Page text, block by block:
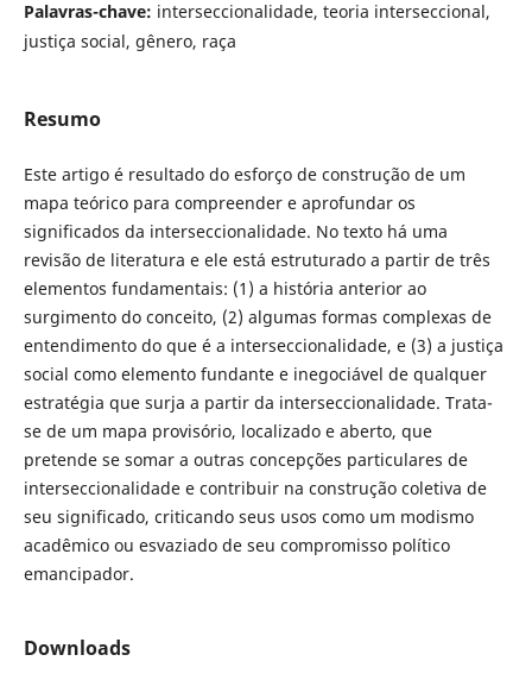
Palavras-chave: interseccionalidade, teoria interseccional,
justiça social, gênero, raça
Resumo
Este artigo é resultado do esforço de construção de um
mapa teórico para compreender e aprofundar os
significados da interseccionalidade. No texto há uma
revisão de literatura e ele está estruturado a partir de três
elementos fundamentais: (1) a história anterior ao
surgimento do conceito, (2) algumas formas complexas de
entendimento do que é a interseccionalidade, e (3) a justiça
social como elemento fundante e inegociável de qualquer
estratégia que surja a partir da interseccionalidade. Trata-
se de um mapa provisório, localizado e aberto, que
pretende se somar a outras concepções particulares de
interseccionalidade e contribuir na construção coletiva de
seu significado, criticando seus usos como um modismo
acadêmico ou esvaziado de seu compromisso político
emancipador.
Downloads